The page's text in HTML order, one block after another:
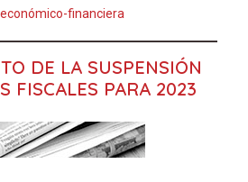
financiera
DE LA SUSPENSIÓN
FISCALES PARA 2023